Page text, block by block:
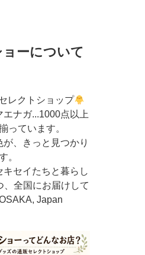
ーについて
レクトショップ
ナガ...1000点以上
っています。
、きっと見つかり
。
セイたちと暮らし
、全国にお届けして
Japan